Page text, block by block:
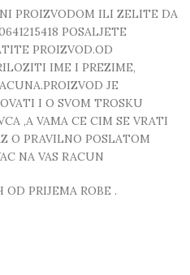
PROIZVODOM ILI ZELITE DA
POSALJETE
PROIZVOD.OD
IME I PREZIME,
JE
I O SVOM TROSKU
,A VAMA CE CIM SE VRATI
O PRAVILNO POSLATOM
NA VAS RACUN
OD PRIJEMA ROBE .